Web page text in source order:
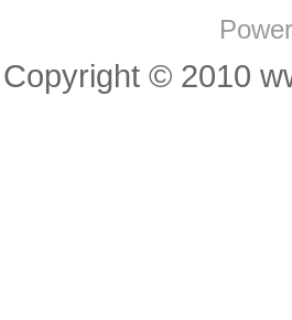
Copyright © 2010